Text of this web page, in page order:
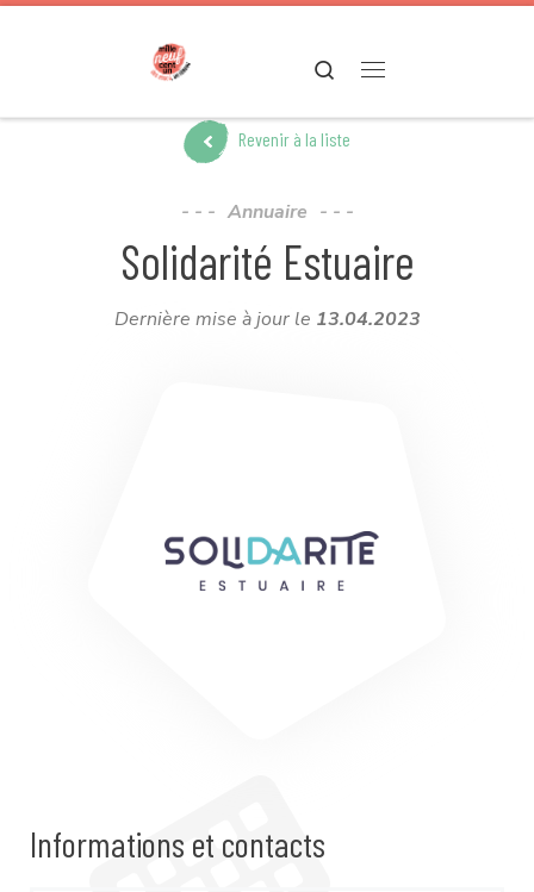
Search
Revenir à la liste
Annuaire
Solidarité Estuaire
Dernière mise à jour le 13.04.2023
Informations et contacts